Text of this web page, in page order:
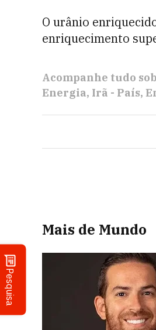
Pesquisa
O urânio
enriquecimento
Acompanhe tudo
Energia Irã - País
Mais de Mundo